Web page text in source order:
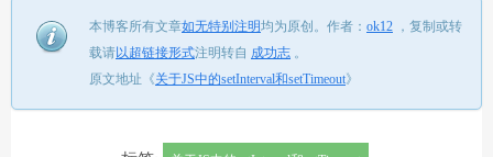
本博客所有文章如无特别注明均为原创。 作者： ok12 ， 复制或转
载请以超链接形式注明转自 成功志 。
原文地址《关于JS中的setInterval和setTimeout》